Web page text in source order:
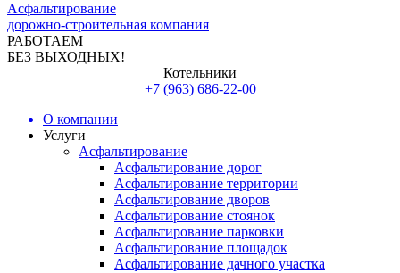
Асфальтирование
дорожно-строительная компания
РАБОТАЕМ
БЕЗ ВЫХОДНЫХ!
Котельники
+7 (963) 686-22-00
О компании
Услуги
Асфальтирование
Асфальтирование дорог
Асфальтирование территории
Асфальтирование дворов
Асфальтирование стоянок
Асфальтирование парковки
Асфальтирование площадок
Асфальтирование дачного участка